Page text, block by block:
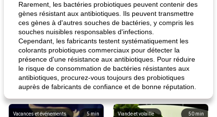
Rarement, les bactéries probiotiques peuvent contenir des
gènes résistant aux antibiotiques. Ils peuvent transmettre
ces gènes à d'autres souches de bactéries, y compris les
souches nuisibles responsables d'infections.
Cependant, les fabricants testent systématiquement les
colorants probiotiques commerciaux pour détecter la
présence d'une résistance aux antibiotiques. Pour réduire
le risque de consommation de bactéries résistantes aux
antibiotiques, procurez-vous toujours des probiotiques
auprès de fabricants de confiance et de bonne réputation.
5min
Vacances et événements 50 min
Viande et volaille